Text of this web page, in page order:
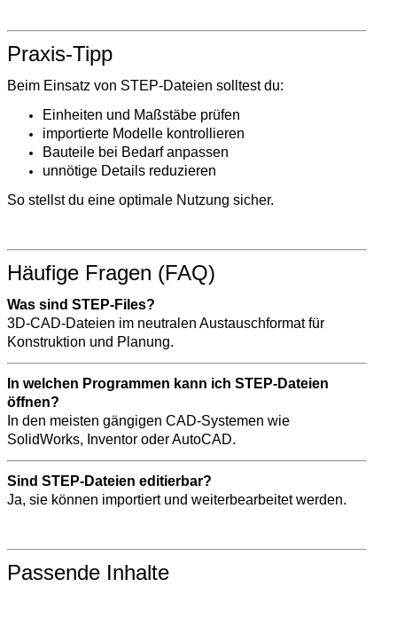
Praxis-Tipp
Beim Einsatz von STEP-Dateien solltest du:
Einheiten und Maßstäbe prüfen
importierte Modelle kontrollieren
Bauteile bei Bedarf anpassen
unnötige Details reduzieren
So stellst du eine optimale Nutzung sicher.
Häufige Fragen (FAQ)
Was sind STEP-Files?
3D-CAD-Dateien im neutralen Austauschformat für
Konstruktion und Planung.
In welchen Programmen kann ich STEP-Dateien
öffnen?
In den meisten gängigen CAD-Systemen wie
SolidWorks, Inventor oder AutoCAD.
Sind STEP-Dateien editierbar?
Ja, sie können importiert und weiterbearbeitet werden.
Passende Inhalte